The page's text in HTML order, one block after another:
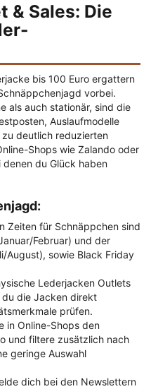
& Sales: Die
bis 100 Euro ergattern
vorbei.
als auch stationär, sind die
Auslaufmodelle
deutlich reduzierten
Shops wie Zalando oder
du Glück haben
Zeiten für Schnäppchen sind
Februar) und der
August), sowie Black Friday
Lederjacken Outlets
du die Jacken direkt
prüfen.
in Online-Shops den
und filtere zusätzlich nach
geringe Auswahl
dich bei den Newslettern